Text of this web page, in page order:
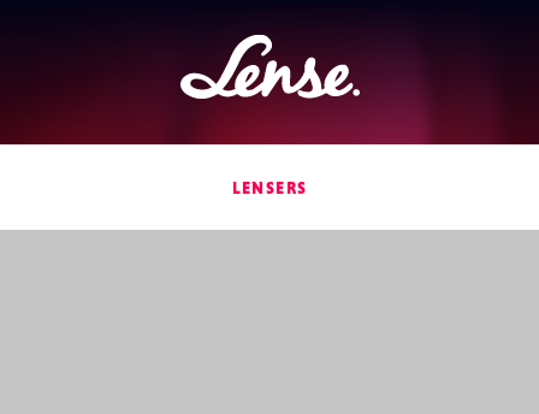
Lense
LENSERS